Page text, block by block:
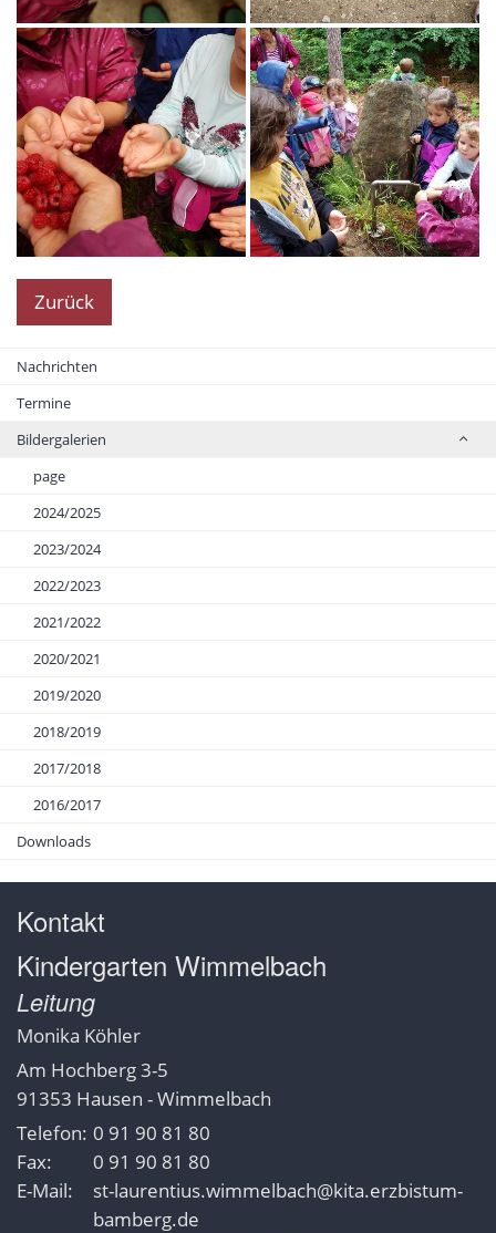
Zurück
Nachrichten
Termine
Bildergalerien
page
2024/2025
2023/2024
2022/2023
2021/2022
2020/2021
2019/2020
2018/2019
2017/2018
2016/2017
Downloads
Kontakt
Kindergarten Wimmelbach
Leitung
Monika Köhler
Am Hochberg 3-5
91353 Hausen - Wimmelbach
Telefon: 0 91 90 81 80
Fax:
0 91 90 81 80
E-Mail:
st-laurentius.wimmelbach@kita.erzbistum-
bamberg.de